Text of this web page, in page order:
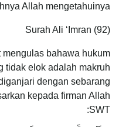
Allah mengetahuinya.”
Surah Ali ‘Imran (92)
bahawa hukum
tidak elok adalah makruh
dengan sebarang
kepada firman Allah
SWT: